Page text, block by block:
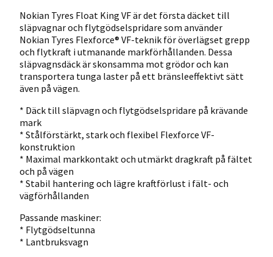
Nokian Tyres Float King VF är det första däcket till
släpvagnar och flytgödselspridare som använder
Nokian Tyres Flexforce® VF-teknik för överlägset grepp
och flytkraft i utmanande markförhållanden. Dessa
släpvagnsdäck är skonsamma mot grödor och kan
transportera tunga laster på ett bränsleeffektivt sätt
även på vägen.
* Däck till släpvagn och flytgödselspridare på krävande
mark
* Stålförstärkt, stark och flexibel Flexforce VF-
konstruktion
* Maximal markkontakt och utmärkt dragkraft på fältet
och på vägen
* Stabil hantering och lägre kraftförlust i fält- och
vägförhållanden
Passande maskiner:
* Flytgödseltunna
* Lantbruksvagn